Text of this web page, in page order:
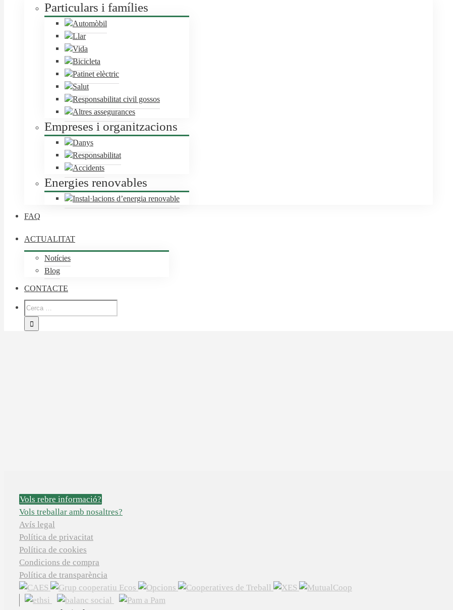
Particulars i famílies
Automòbil
Llar
Vida
Bicicleta
Patinet elèctric
Salut
Responsabilitat civil gossos
Altres assegurances
Empreses i organitzacions
Danys
Responsabilitat
Accidents
Energies renovables
Instal·lacions d’energia renovable
FAQ
ACTUALITAT
Notícies
Blog
CONTACTE
Vols rebre informació?
Vols treballar amb nosaltres?
Avís legal
Política de privacitat
Política de cookies
Condicions de compra
Política de transparència